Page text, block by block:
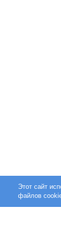
Этот сайт
файлов